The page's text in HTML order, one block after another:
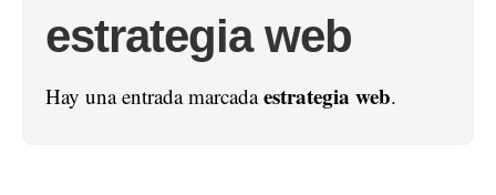
estrategia web
Hay una entrada marcadaestrategia web.